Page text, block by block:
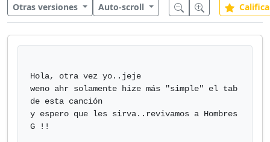
Otras versiones Auto-scroll
Hola, otra vez yo..jeje
weno ahr solamente hize más "simple" el tab
de esta canción
y espero que les sirva..revivamos a Hombres
G !!